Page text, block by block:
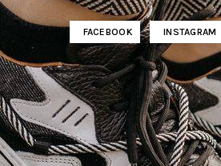
FACEBOOK INSTAGRAM